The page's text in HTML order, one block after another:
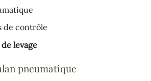
de contrôle
levage
pneumatique